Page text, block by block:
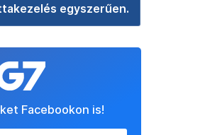
egyszerűen.
Facebookon is!